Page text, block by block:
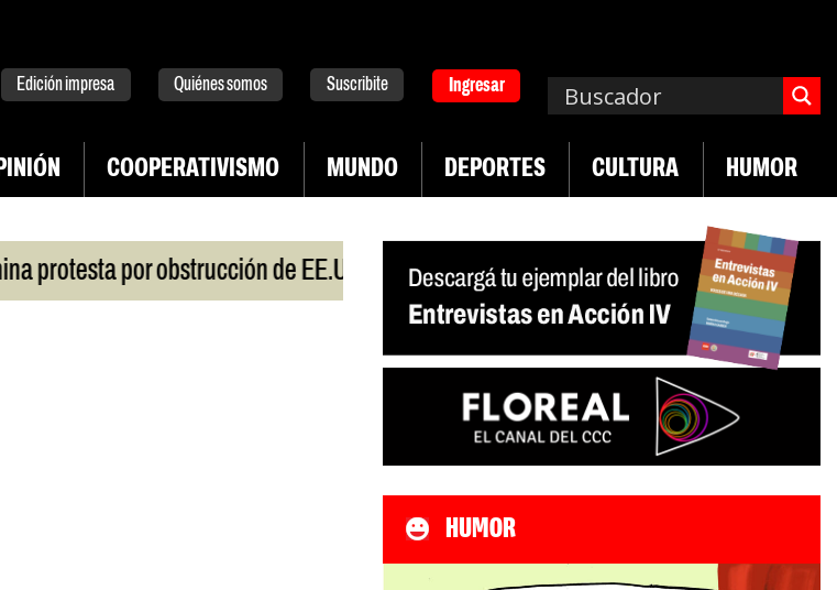
Edición impresa Quiénes somos Suscribite Ingresar
COOPERATIVISMO MUNDO DEPORTES CULTURA HUMOR
por obstrucción de EE.UU en Neuquén | Miguel Díaz-Canel: «Es un genocidio»
HUMOR